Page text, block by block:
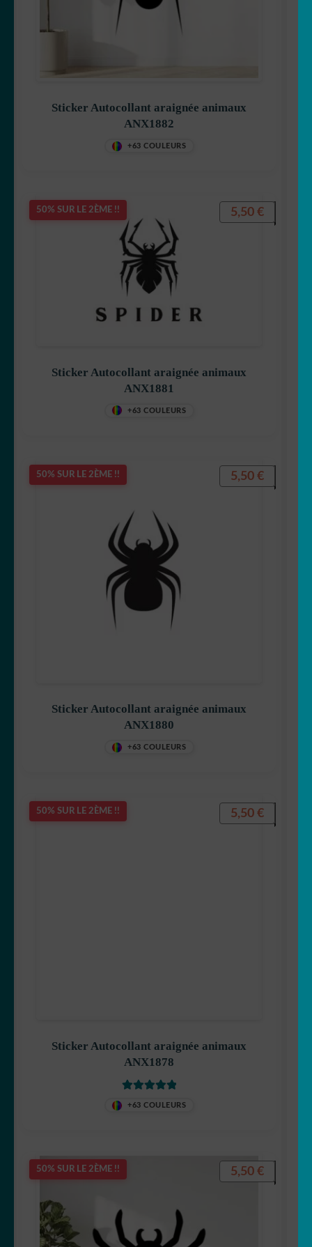
Sticker Autocollant araignée animaux
ANX1882
+63 COULEURS
50% SUR LE 2ÈME !!
Sticker Autocollant araignée animaux
ANX1881
+63 COULEURS
5,50 €
50% SUR LE 2ÈME !!
Sticker Autocollant araignée animaux
ANX1880
+63 COULEURS
5,50 €
50% SUR LE 2ÈME !!
Sticker Autocollant araignée animaux
ANX1878
+63 COULEURS
5,50 €
50% SUR LE 2ÈME !! 5,50 €